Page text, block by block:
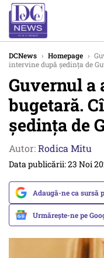
DCNews › Homepage ›
intervine după ședința de
Guvernul a
bugetară.
ședința de
Autor:Rodica Mitu
Data publicării: 23 Noi
Adaugă-ne ca sursă
Urmărește-ne pe